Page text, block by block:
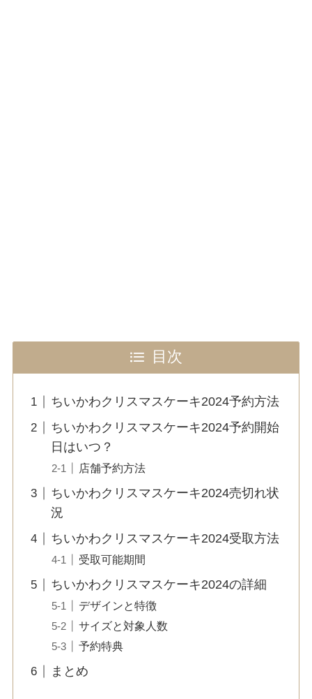
目次
ちいかわクリスマスケーキ2024予約方法
ちいかわクリスマスケーキ2024予約開始
日はいつ？
店舗予約方法
ちいかわクリスマスケーキ2024売切れ状
況
ちいかわクリスマスケーキ2024受取方法
受取可能期間
ちいかわクリスマスケーキ2024の詳細
デザインと特徴
サイズと対象人数
予約特典
まとめ